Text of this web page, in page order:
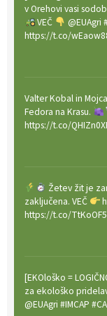
v Orehovi vasi
VEČ
@EUAgri
https://t.co/
Valter Kobal in
Fedora na Krasu.
https://t.co/
Žetev žit je
zaključena. VEČ
https://t.co/
[EKOloško =
za ekološko
@EUAgri #IMCAP